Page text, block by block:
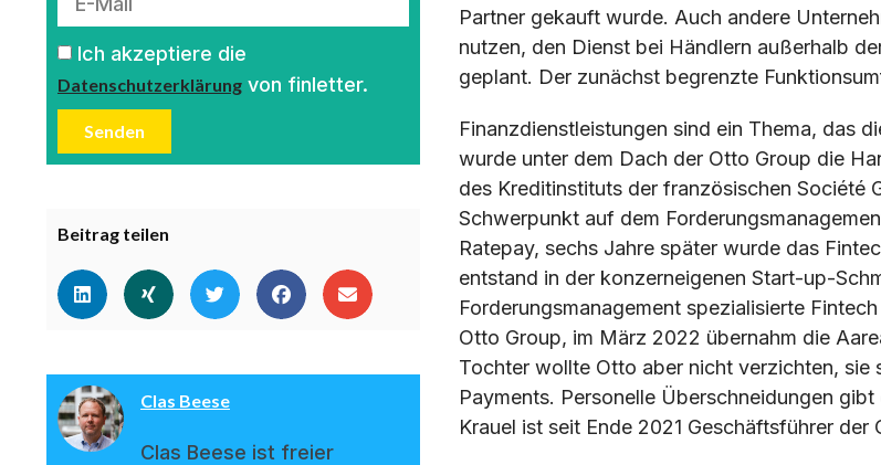
Ich akzeptiere die
Datenschutzerklärung von finletter.
Senden
Beitrag teilen
Clas Beese
Clas Beese ist freier
Partner gekauft wurde. Auch andere
nutzen, den Dienst bei Händlern außerhalb
geplant. Der zunächst begrenzte
Finanzdienstleistungen sind ein Thema, das
wurde unter dem Dach der Otto Group die
des Kreditinstituts der französischen Société
Schwerpunkt auf dem
Ratepay, sechs Jahre später wurde das
entstand in der konzerneigenen Start-up-
Forderungsmanagement spezialisierte
Otto Group, im März 2022 übernahm die
Tochter wollte Otto aber nicht verzichten,
Payments. Personelle Überschneidungen
Krauel ist seit Ende 2021 Geschäftsführer der